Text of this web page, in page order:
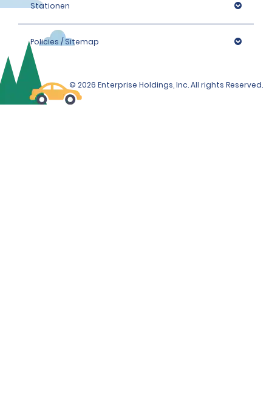
Stationen
Policies / Sitemap
© 2026 Enterprise Holdings, Inc. All rights Reserved.